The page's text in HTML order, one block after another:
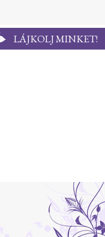
LÁJKOLJ MINKET!